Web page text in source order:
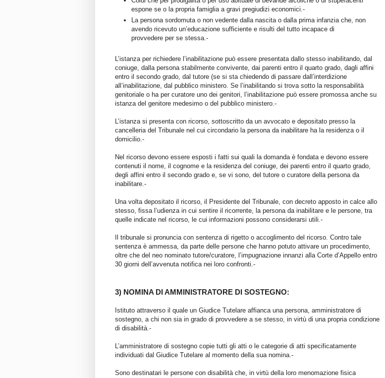
espone se o la propria famiglia a gravi pregiudizi economici.-
La persona sordomuta o non vedente dalla nascita o dalla prima infanzia che, non
avendo ricevuto un’educazione sufficiente e risulti del tutto incapace di
provvedere per se stessa.-
L’istanza per richiedere l’inabilitazione può essere presentata dallo stesso inabilitando, dal
coniuge, dalla persona stabilmente convivente, dai parenti entro il quarto grado, dagli affini
entro il secondo grado, dal tutore (se si sta chiedendo di passare dall’interdizione
all’inabilitazione, dal pubblico ministero. Se l’inabilitando si trova sotto la responsabilità
genitoriale o ha per curatore uno dei genitori, l’inabilitazione può essere promossa anche su
istanza del genitore medesimo o del pubblico ministero.-
L’istanza si presenta con ricorso, sottoscritto da un avvocato e depositato presso la
cancelleria del Tribunale nel cui circondario la persona da inabilitare ha la residenza o il
domicilio.-
Nel ricorso devono essere esposti i fatti sui quali la domanda è fondata e devono essere
contenuti il nome, il cognome e la residenza del coniuge, dei parenti entro il quarto grado,
degli affini entro il secondo grado e, se vi sono, del tutore o curatore della persona da
inabilitare.-
Una volta depositato il ricorso, il Presidente del Tribunale, con decreto apposto in calce allo
stesso, fissa l’udienza in cui sentire il ricorrente, la persona da inabilitare e le persone, tra
quelle indicate nel ricorso, le cui informazioni possono considerarsi utili.-
Il tribunale si pronuncia con sentenza di rigetto o accoglimento del ricorso. Contro tale
sentenza è ammessa, da parte delle persone che hanno potuto attivare un procedimento,
oltre che del neo nominato tutore/curatore, l’impugnazione innanzi alla Corte d’Appello entro
30 giorni dell’avvenuta notifica nei loro confronti.-
3) NOMINA DI AMMINISTRATORE DI SOSTEGNO:
Istituto attraverso il quale un Giudice Tutelare affianca una persona, amministratore di
sostegno, a chi non sia in grado di provvedere a se stesso, in virtù di una propria condizione
di disabilità.-
L’amministratore di sostegno copie tutti gli atti o le categorie di atti specificatamente
individuati dal Giudice Tutelare al momento della sua nomina.-
Sono destinatari le persone con disabilità che, in virtù della loro menomazione fisica